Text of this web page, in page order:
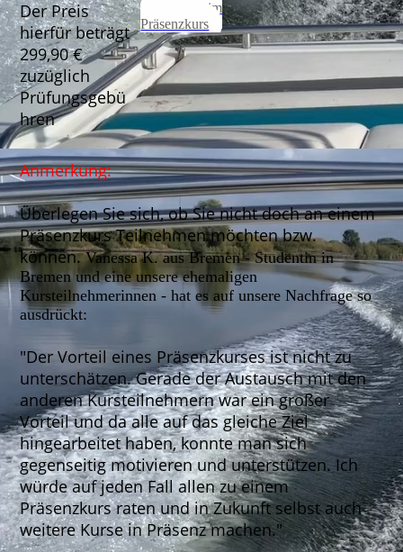
Der Preis
hierfür beträgt
299,90 €
zuzüglich
Prüfungsgebü
hren
SBF See im
Präsenzkurs
Anmerkung:
Überlegen Sie sich, ob Sie nicht doch an einem
Präsenzkurs Teilnehmen möchten bzw.
können.Vanessa K. aus Bremen - Studentin in
Bremen und eine unsere ehemaligen
Kursteilnehmerinnen - hat es auf unsere Nachfrage so
ausdrückt:
"Der Vorteil eines Präsenzkurses ist nicht zu
unterschätzen. Gerade der Austausch mit den
anderen Kursteilnehmern war ein großer
Vorteil und da alle auf das gleiche Ziel
hingearbeitet haben, konnte man sich
gegenseitig motivieren und unterstützen. Ich
würde auf jeden Fall allen zu einem
Präsenzkurs raten und in Zukunft selbst auch
weitere Kurse in Präsenz machen."